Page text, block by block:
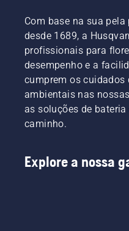
Com base na sua
desde 1689, a
profissionais para
desempenho e a
cumprem os cuidados
ambientais nas
as soluções de
caminho.
Explore a nossa